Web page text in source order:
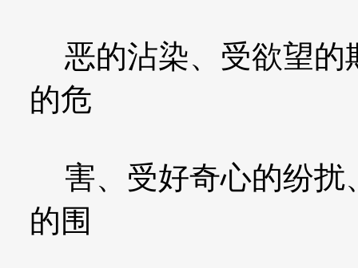
恶的沾染、受欲望的
的危
害、受好奇心的纷扰
的围